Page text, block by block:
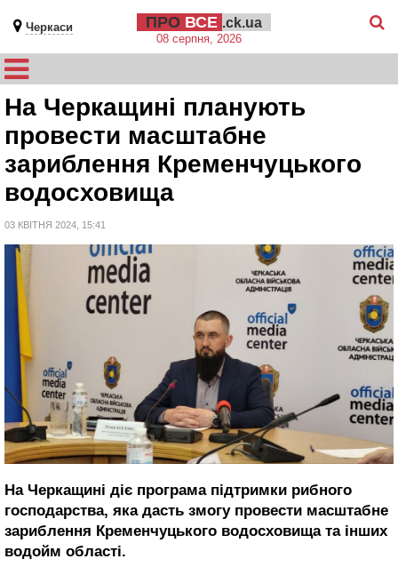
Черкаси ПРО ВСЕ .ck.ua
08 серпня, 2026
На Черкащині планують
провести масштабне
зариблення Кременчуцького
водосховища
03 КВІТНЯ 2024, 15:41
На Черкащині діє програма підтримки рибного
господарства, яка дасть змогу провести масштабне
зариблення Кременчуцького водосховища та інших
водойм області.